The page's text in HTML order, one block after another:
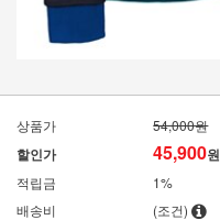
상품가 54,000원
할인가 45,900원
적립금
1%
배송비
(조건)